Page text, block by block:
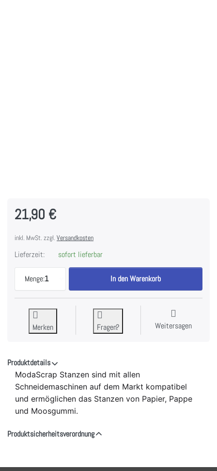
21,90 €
inkl. MwSt. zzgl. Versandkosten
Lieferzeit: sofort lieferbar
Menge:1
Layered Flower 1 - MODASCRAP Stanze zu 21,90
In den Warenkorb
Merken Fragen? Weitersagen
Produktdetails
ModaScrap Stanzen sind mit allen
Schneidemaschinen auf dem Markt kompatibel
und ermöglichen das Stanzen von Papier, Pappe
und Moosgummi.
Produktsicherheitsverordnung